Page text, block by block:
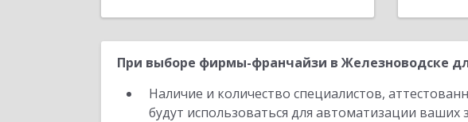
При выборе фирмы-франчайзи в Железноводске
Наличие и количество специалистов,
будут использоваться для автоматизации ваших